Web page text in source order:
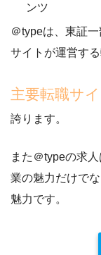
ンツ
＠typeは、東証
サイトが運営す
主要転職サ
誇ります。
また＠typeの求
業の魅力だけで
魅力です。